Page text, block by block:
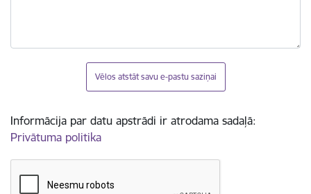
Vēlos atstāt savu e-pastu saziņai
Informācija par datu apstrādi ir atrodama sadaļā:
Privātuma politika